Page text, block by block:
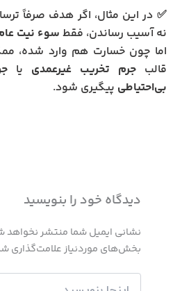
✅ در این مثال، اگر هدف صرفاً
نه آسیب رساندن، فقط سوء نیت
اما چون خسارت هم وارد شده،
قالبجرم تخریب غیرعمدی یا
بی‌احتیاطی پیگیری شود.
دیدگاه‌ خود را بنویسید
نشانی ایمیل شما منتشر نخواهد
بخش‌های موردنیاز علامت‌گذاری
اینجا